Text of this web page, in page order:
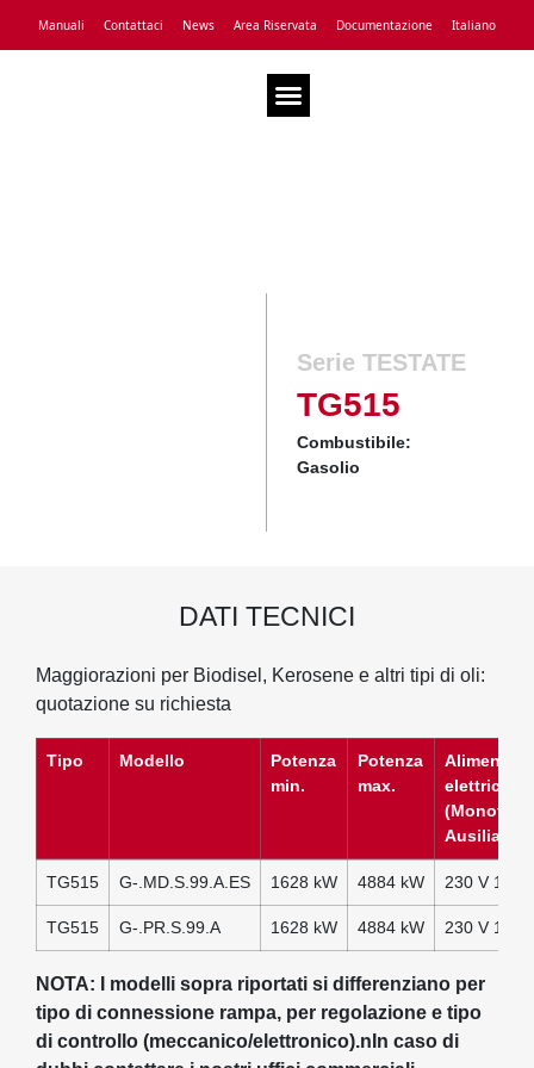
Manuali Contattaci News Area Riservata Documentazione Italiano
Serie TESTATE
TG515
Combustibile:
Gasolio
DATI TECNICI
Maggiorazioni per Biodisel, Kerosene e altri tipi di oli:
quotazione su richiesta
Tipo Modello
Potenza
min.
Potenza
max.
elettrica
(Monofase
Ausiliare)
TG515 G-.MD.S.99.A.ES 1628 kW 4884 kW 230 V 1N
TG515 G-.PR.S.99.A 1628 kW 4884 kW 230 V 1N
NOTA: I modelli sopra riportati si differenziano per
tipo di connessione rampa, per regolazione e tipo
di controllo (meccanico/elettronico).nIn caso di